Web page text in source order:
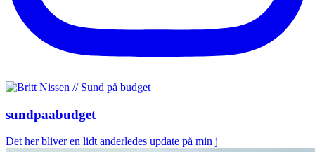
sundpaabudget
Det her bliver en lidt anderledes update på min j